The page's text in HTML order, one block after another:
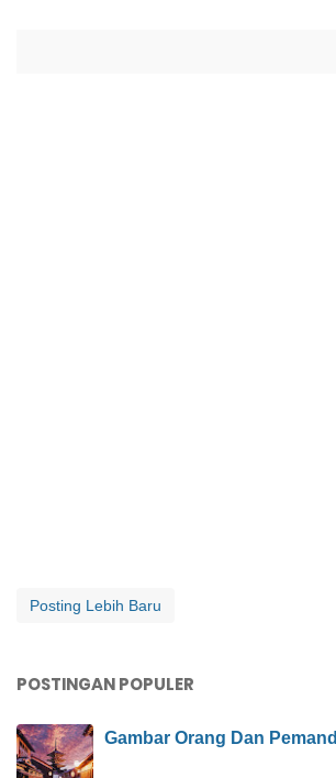
Posting Lebih Baru
POSTINGAN POPULER
Gambar Orang Dan